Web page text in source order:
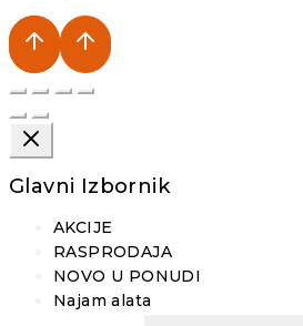
Glavni Izbornik
AKCIJE
RASPRODAJA
NOVO U PONUDI
Najam alata